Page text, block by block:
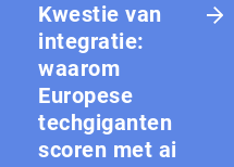
Kwestie van
integratie:
waarom
Europese
techgiganten
scoren met ai